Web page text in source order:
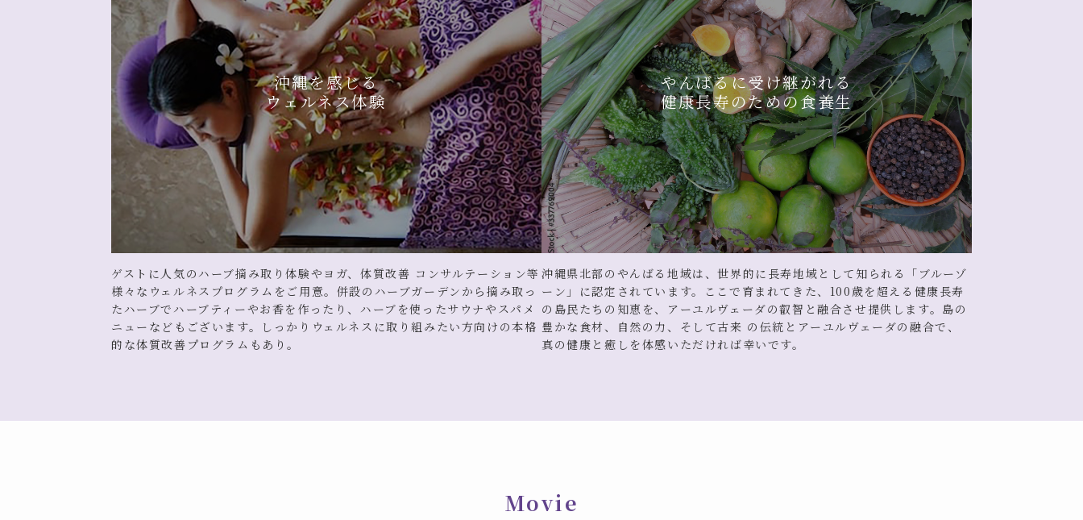
沖縄を感じる
ウェルネス体験
ゲストに人気のハーブ摘み取り体験やヨガ、体質改善 コンサルテーション等
様々なウェルネスプログラムをご用意。併設のハーブガーデンから摘み取っ
たハーブでハーブティーやお香を作ったり、ハーブを使ったサウナやスパメ
ニューなどもございます。しっかりウェルネスに取り組みたい方向けの本格
的な体質改善プログラムもあり。
やんばるに受け継がれる
健康長寿のための食養生
沖縄県北部のやんばる地域は、世界的に長寿地域として知られる「ブルーゾ
ーン」に認定されています。ここで育まれてきた、100歳を超える健康長寿
の島民たちの知恵を、アーユルヴェーダの叡智と融合させ提供します。島の
豊かな食材、自然の力、そして古来 の伝統とアーユルヴェーダの融合で、
真の健康と癒しを体感いただければ幸いです。
Movie